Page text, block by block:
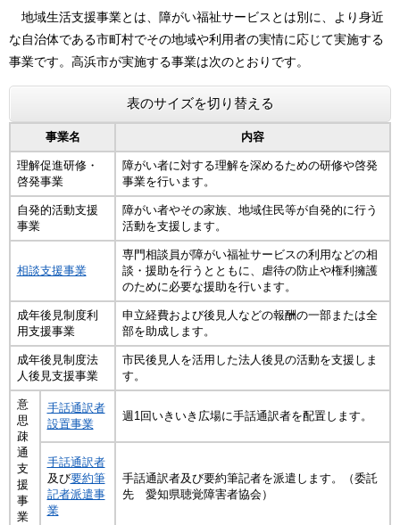
地域生活支援事業とは、障がい福祉サービスとは別に、より身近
な自治体である市町村でその地域や利用者の実情に応じて実施する
事業です。高浜市が実施する事業は次のとおりです。
表のサイズを切り替える
事業名 内容
理解促進研修・
啓発事業
障がい者に対する理解を深めるための研修や啓発
事業を行います。
自発的活動支援
事業
障がい者やその家族、地域住民等が自発的に行う
活動を支援します。
相談支援事業
専門相談員が障がい福祉サービスの利用などの相
談・援助を行うとともに、虐待の防止や権利擁護
のために必要な援助を行います。
成年後見制度利
用支援事業
申立経費および後見人などの報酬の一部または全
部を助成します。
成年後見制度法
人後見支援事業
市民後見人を活用した法人後見の活動を支援しま
す。
意
思
疎
通
支
援
事
業
手話通訳者
設置事業
週1回いきいき広場に手話通訳者を配置します。
手話通訳者
及び要約筆
記者派遣事
業
手話通訳者及び要約筆記者を派遣します。（委託
先 愛知県聴覚障害者協会）